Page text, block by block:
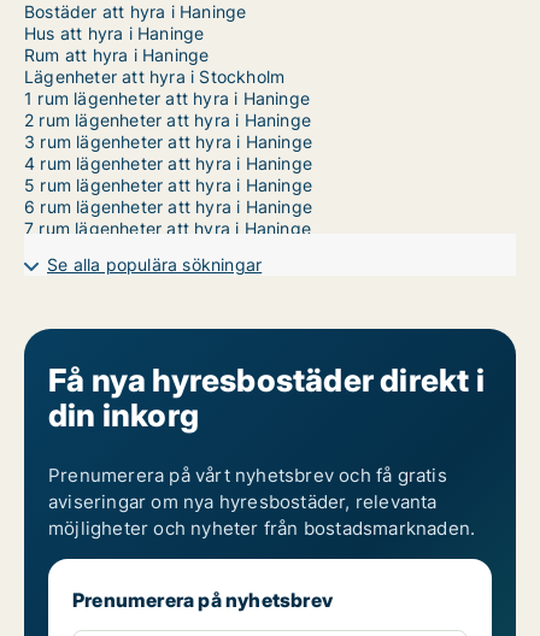
Bostäder att hyra i Haninge
Hus att hyra i Haninge
Rum att hyra i Haninge
Lägenheter att hyra i Stockholm
1 rum lägenheter att hyra i Haninge
2 rum lägenheter att hyra i Haninge
3 rum lägenheter att hyra i Haninge
4 rum lägenheter att hyra i Haninge
5 rum lägenheter att hyra i Haninge
6 rum lägenheter att hyra i Haninge
7 rum lägenheter att hyra i Haninge
Se alla populära sökningar
Få nya hyresbostäder direkt i
din inkorg
Prenumerera på vårt nyhetsbrev och få gratis
aviseringar om nya hyresbostäder, relevanta
möjligheter och nyheter från bostadsmarknaden.
Prenumerera på nyhetsbrev